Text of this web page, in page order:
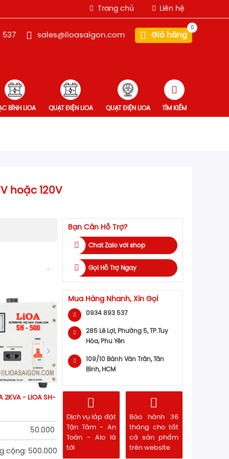
Trang chủ Liên hệ
537 sales@lioasaigon.com Giỏ hàng
0
BÌNH LIOA QUẠT ĐIỆN LIOA QUẠT ĐIỆN LIOA TÌM KIẾM
hoặc 120V
2KVA - LiOA SH-
50.000
cộng: 500.000
Bạn Cần Hỗ Trợ?
Chat Zalo với shop
Gọi Hỗ Trợ Ngay
Mua Hàng Nhanh, Xin Gọi
0934 893 537
285 Lê Lợi, Phường 5, TP.Tuy
Hòa, Phú Yên
109/10 Bành Văn Trân, Tân
Bình, HCM
Dịch vụ lắp đặt
Tận Tâm - An
Toàn - Alo là
tới
Bảo hành 36
tháng cho tất
cả sản phẩm
trên website